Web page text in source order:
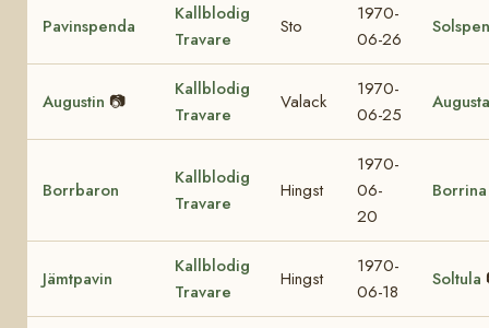
Pavinspenda
Kallblodig
Travare
Sto
1970-
06-26
Augustin 📷
Kallblodig
Travare
Valack
1970-
06-25
Augusta
Borrbaron
Kallblodig
Travare
Hingst
1970-
06-
20
Borrina
Jämtpavin
Kallblodig
Travare
Hingst
1970-
06-18
Soltula